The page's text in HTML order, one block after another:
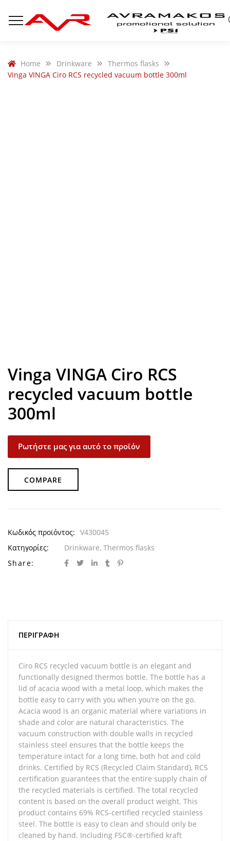
Home Drinkware
Thermos flasks
Vinga VINGA Ciro RCS recycled vacuum bottle 300ml
Vinga VINGA Ciro RCS
recycled vacuum bottle
300ml
Ρωτήστε μας για αυτό το προϊόν
COMPARE
Κωδικός προϊόντος: V430045
Κατηγορίες:
Drinkware, Thermos flasks
Share:
ΠΕΡΙΓΡΑΦΉ
Ciro RCS recycled vacuum bottle is an elegant and
functionally designed thermos bottle. The bottle has a
lid of acacia wood with a metal loop, which makes the
bottle easy to carry with you when you’re on the go.
Acacia wood is an organic material where variations in
shade and color are natural characteristics. The
vacuum construction with double walls in recycled
stainless steel ensures that the bottle keeps the
temperature intact for a long time, both hot and cold
drinks. Certified by RCS (Recycled Claim Standard), RCS
certification guarantees that the entire supply chain of
the recycled materials is certified. The total recycled
content is based on the overall product weight. This
product contains 69% RCS-certified recycled stainless
steel. The bottle is easy to clean and should only be
cleaned by hand. Including FSC®-certified kraft